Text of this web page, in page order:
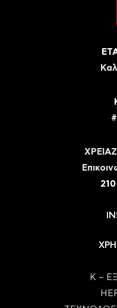
Κ –